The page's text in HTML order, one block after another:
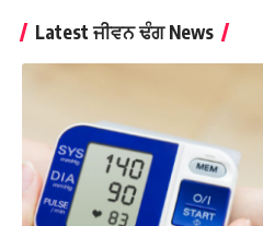
Latest ਜੀਵਨ ਢੰਗ News